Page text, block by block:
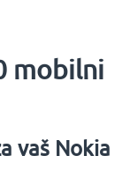
mobilni
vaš Nokia